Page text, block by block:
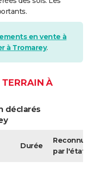
en vente à
à Tromarey.
TERRAIN À
déclarés
Durée
par l'état